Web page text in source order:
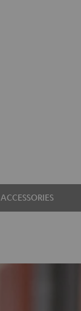
ACCESSORIES